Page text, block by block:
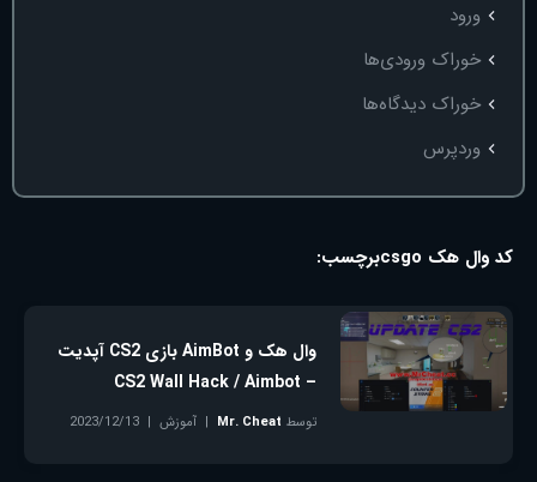
ورود
خوراک ورودی‌ها
خوراک دیدگاه‌ها
وردپرس
برچسب: کد وال هک csgo
وال هک و AimBot بازی CS2 آپدیت
– CS2 Wall Hack / Aimbot
توسط Mr. Cheat آموزش
2023/12/13